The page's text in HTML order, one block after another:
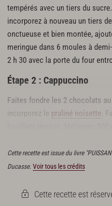
tempérés avec un tiers du
incorporez à nouveau un tiers
onctueuse et bien montée,
meringue dans 6 moules à
2 h 30 avec la porte du four
Étape 2 : Cappuccino
Faites fondre les 2 chocolats
incorporez le praliné noisette .
Cette recette est issue du livre
Ducasse. Voir tous les crédits
Cette recette est